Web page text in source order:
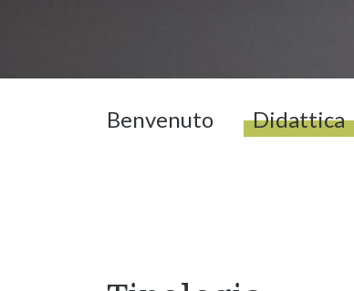
Benvenuto Didattica